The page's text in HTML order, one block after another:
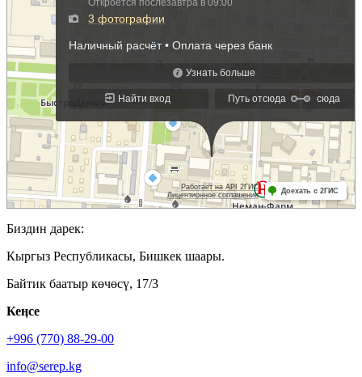
Биздин дарек:
Кыргыз Республикасы, Бишкек шаары.
Байтик баатыр көчөсү, 17/3
Кеӊсе
+996 (770) 88-29-00
info@serep.kg